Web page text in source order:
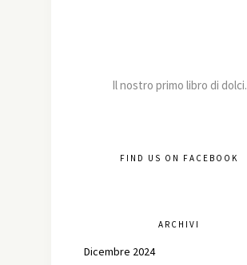
Il nostro primo libro di dolci.
FIND US ON FACEBOOK
ARCHIVI
Dicembre 2024